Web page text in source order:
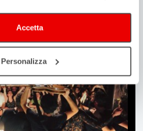
Accetta
Personalizza